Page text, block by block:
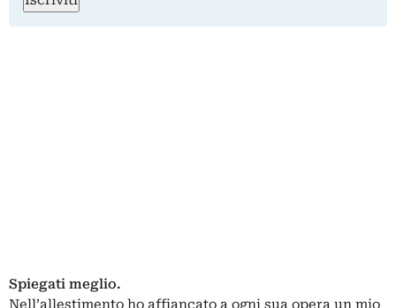
Spiegati meglio.
Nell’allestimento ho affiancato a ogni sua opera un mio